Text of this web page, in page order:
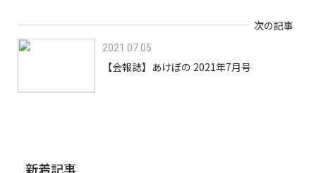
次の記事
2021.07.05
【会報誌】あけぼの 2021年7月号
新着記事